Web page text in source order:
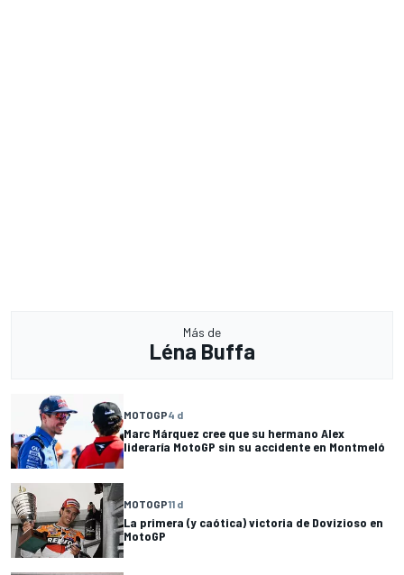
Más de
Léna Buffa
MOTOGP4 d
Marc Márquez cree que su hermano Alex
lideraría MotoGP sin su accidente en Montmeló
MOTOGP11 d
La primera (y caótica) victoria de Dovizioso en
MotoGP